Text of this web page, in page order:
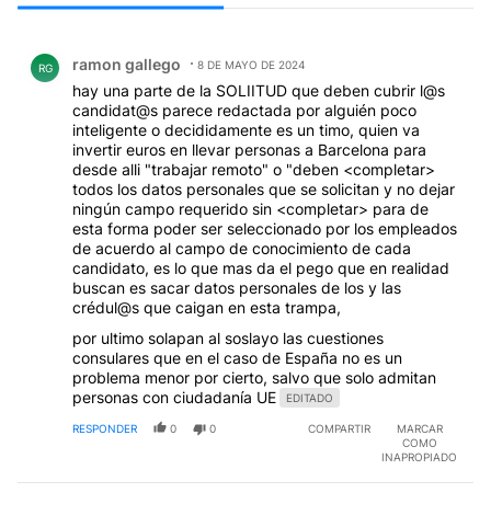
RG ramon gallego 8 DE MAYO DE 2024
hay una parte de la SOLIITUD que deben cubrir l@s
candidat@s parece redactada por alguién poco
inteligente o decididamente es un timo, quien va
invertir euros en llevar personas a Barcelona para
desde alli "trabajar remoto" o "deben <completar>
todos los datos personales que se solicitan y no dejar
ningún campo requerido sin <completar> para de
esta forma poder ser seleccionado por los empleados
de acuerdo al campo de conocimiento de cada
candidato, es lo que mas da el pego que en realidad
buscan es sacar datos personales de los y las
crédul@s que caigan en esta trampa,
por ultimo solapan al soslayo las cuestiones
consulares que en el caso de España no es un
problema menor por cierto, salvo que solo admitan
personas con ciudadanía UE
EDITADO
RESPONDER 0 0 COMPARTIR
MARCAR
COMO
INAPROPIADO